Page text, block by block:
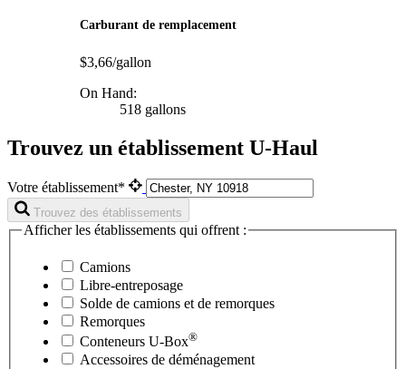
Carburant de remplacement
$3,66/gallon
On Hand:
518 gallons
Trouvez un établissement U-Haul
Votre établissement*
Trouvez des établissements
Afficher les établissements qui offrent :
Camions
Libre-entreposage
Solde de camions et de remorques
Remorques
Conteneurs U-Box®
Accessoires de déménagement